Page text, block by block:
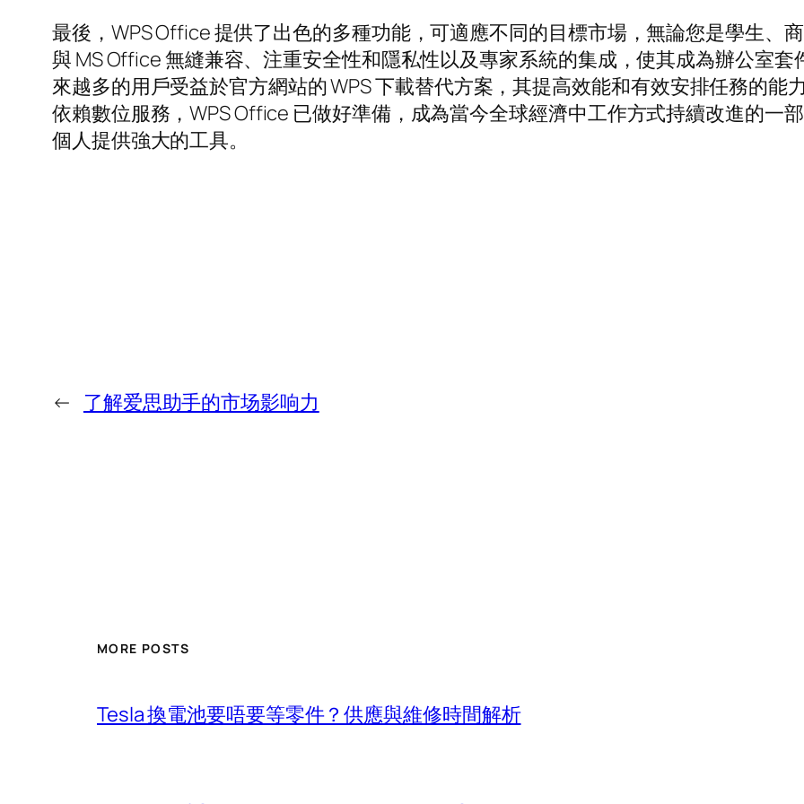
最後，WPS Office 提供了出色的多種功能，可適應不同的目標市場，無論您是學生、
與 MS Office 無縫兼容、注重安全性和隱私性以及專家系統的集成，使其成為辦公室
來越多的用戶受益於官方網站的 WPS 下載替代方案，其提高效能和有效安排任務的能
依賴數位服務，WPS Office 已做好準備，成為當今全球經濟中工作方式持續改進的一
個人提供強大的工具。
← 了解爱思助手的市场影响力
MORE POSTS
Tesla 換電池要唔要等零件？供應與維修時間解析